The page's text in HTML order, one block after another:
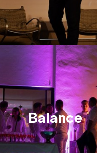
Balance